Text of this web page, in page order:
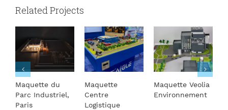
Related Projects
Maquette du
Parc Industriel,
Paris
Maquette
Centre
Logistique
Maquette Veolia
Environnement